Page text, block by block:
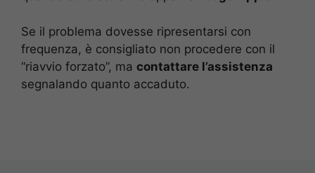
Se il problema dovesse ripresentarsi con
frequenza, è consigliato non procedere con il
“riavvio forzato”, ma contattare l’assistenza
segnalando quanto accaduto.